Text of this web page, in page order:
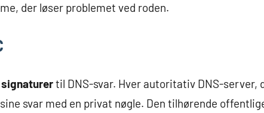
der løser problemet ved roden.
til DNS-svar. Hver autoritativ DNS-server,
svar med en privat nøgle. Den tilhørende